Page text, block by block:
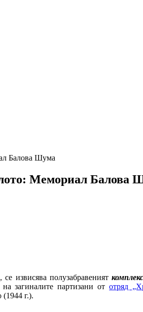
Балова Шума
Мемориал Балова
извисява полузабравеният
на загиналите партизани ототряд
(1944 г.).